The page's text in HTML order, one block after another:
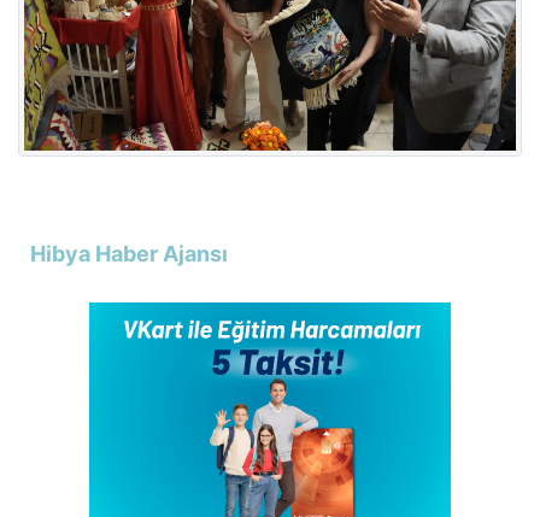
Hibya Haber Ajansı